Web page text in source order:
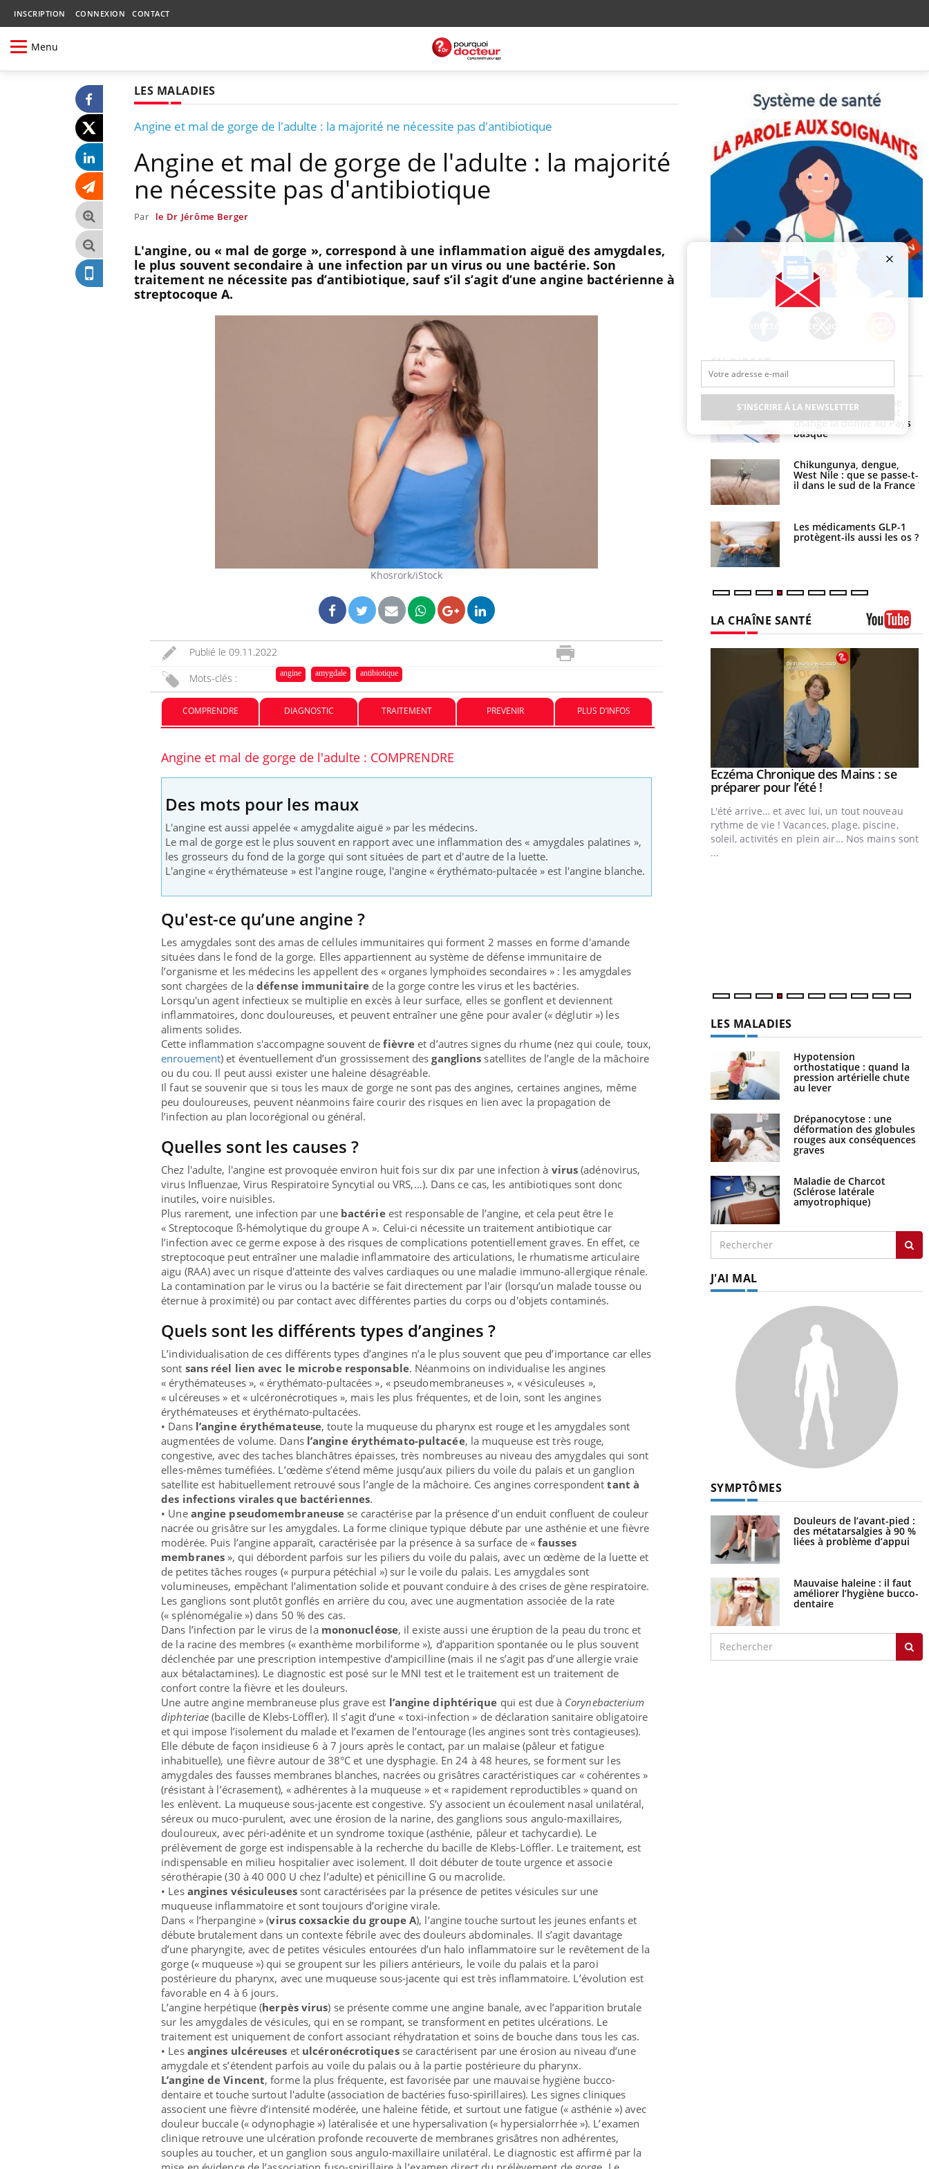
INSCRIPTION CONNEXION CONTACT
Menu
LES MALADIES
Angine et mal de gorge de l'adulte : la majorité ne nécessite pas d'antibiotique
Angine et mal de gorge de l'adulte : la majorité
ne nécessite pas d'antibiotique
Par le Dr Jérôme Berger
L'angine, ou « mal de gorge », correspond à une inflammation aiguë des amygdales,
le plus souvent secondaire à une infection par un virus ou une bactérie. Son
traitement ne nécessite pas d’antibiotique, sauf s’il s’agit d’une angine bactérienne à
streptocoque A.
Khosrork/iStock
Publié le09.11.2022
Mots-clés :
angine amygdale antibiotique
COMPRENDRE DIAGNOSTIC TRAITEMENT PREVENIR PLUS D’INFOS
Angine et mal de gorge de l'adulte : COMPRENDRE
Des mots pour les maux
L'angine est aussi appelée « amygdalite aiguë » par les médecins.
Le mal de gorge est le plus souvent en rapport avec une inflammation des « amygdales palatines »,
les grosseurs du fond de la gorge qui sont situées de part et d'autre de la luette.
L'angine « érythémateuse » est l'angine rouge, l'angine « érythémato-pultacée » est l'angine blanche.
Qu'est-ce qu’une angine ?
Les amygdales sont des amas de cellules immunitaires qui forment 2 masses en forme d'amande
situées dans le fond de la gorge. Elles appartiennent au système de défense immunitaire de
l’organisme et les médecins les appellent des « organes lymphoïdes secondaires » : les amygdales
sont chargées de ladéfense immunitaire de la gorge contre les virus et les bactéries.
Lorsqu'un agent infectieux se multiplie en excès à leur surface, elles se gonflent et deviennent
inflammatoires, donc douloureuses, et peuvent entraîner une gêne pour avaler (« déglutir ») les
aliments solides.
Cette inflammation s'accompagne souvent defièvre et d’autres signes du rhume (nez qui coule, toux,
enrouement) et éventuellement d’un grossissement desganglions satellites de l’angle de la mâchoire
ou du cou. Il peut aussi exister une haleine désagréable.
Il faut se souvenir que si tous les maux de gorge ne sont pas des angines, certaines angines, même
peu douloureuses, peuvent néanmoins faire courir des risques en lien avec la propagation de
l’infection au plan locorégional ou général.
Quelles sont les causes ?
Chez l'adulte, l'angine est provoquée environ huit fois sur dix par une infection à virus (adénovirus,
virus Influenzae, Virus Respiratoire Syncytial ou VRS,…). Dans ce cas, les antibiotiques sont donc
inutiles, voire nuisibles.
Plus rarement, une infection par une bactérieest responsable de l’angine, et cela peut être le
« Streptocoque ß-hémolytique du groupe A ». Celui-ci nécessite un traitement antibiotique car
l’infection avec ce germe expose à des risques de complications potentiellement graves. En effet, ce
streptocoque peut entraîner une maladie inflammatoire des articulations, le rhumatisme articulaire
aigu (RAA) avec un risque d'atteinte des valves cardiaques ou une maladie immuno-allergique rénale.
La contamination par le virus ou la bactérie se fait directement par l'air (lorsqu’un malade tousse ou
éternue à proximité) ou par contact avec différentes parties du corps ou d'objets contaminés.
Quels sont les différents types d’angines ?
L’individualisation de ces différents types d’angines n’a le plus souvent que peu d’importance car elles
sont sans réel lien avec le microbe responsable. Néanmoins on individualise les angines
« érythémateuses », « érythémato-pultacées », « pseudomembraneuses », « vésiculeuses »,
« ulcéreuses » et « ulcéronécrotiques », mais les plus fréquentes, et de loin, sont les angines
érythémateuses et érythémato-pultacées.
• Dans l’angine érythémateuse, toute la muqueuse du pharynx est rouge et les amygdales sont
augmentées de volume. Dans l’angine érythémato-pultacée, la muqueuse est très rouge,
congestive, avec des taches blanchâtres épaisses, très nombreuses au niveau des amygdales qui sont
elles-mêmes tuméfiées. L’œdème s’étend même jusqu’aux piliers du voile du palais et un ganglion
satellite est habituellement retrouvé sous l’angle de la mâchoire. Ces angines correspondenttant à
des infections virales que bactériennes.
• Une angine pseudomembraneuse se caractérise par la présence d’un enduit confluent de couleur
nacrée ou grisâtre sur les amygdales. La forme clinique typique débute par une asthénie et une fièvre
modérée. Puis l’angine apparaît, caractérisée par la présence à sa surface de «fausses
membranes», qui débordent parfois sur les piliers du voile du palais, avec un œdème de la luette et
de petites tâches rouges (« purpura pétéchial ») sur le voile du palais. Les amygdales sont
volumineuses, empêchant l’alimentation solide et pouvant conduire à des crises de gène respiratoire.
Les ganglions sont plutôt gonflés en arrière du cou, avec une augmentation associée de la rate
(« splénomégalie ») dans 50 % des cas.
Dans l’infection par le virus de la mononucléose, il existe aussi une éruption de la peau du tronc et
de la racine des membres (« exanthème morbiliforme »), d’apparition spontanée ou le plus souvent
déclenchée par une prescription intempestive d’ampicilline (mais il ne s’agit pas d’une allergie vraie
aux bétalactamines). Le diagnostic est posé sur le MNI test et le traitement est un traitement de
confort contre la fièvre et les douleurs.
Une autre angine membraneuse plus grave est l’angine diphtérique qui est due à Corynebacterium
diphteriae (bacille de Klebs-Löffler). Il s’agit d’une « toxi-infection » de déclaration sanitaire obligatoire
et qui impose l’isolement du malade et l’examen de l’entourage (les angines sont très contagieuses).
Elle débute de façon insidieuse 6 à 7 jours après le contact, par un malaise (pâleur et fatigue
inhabituelle), une fièvre autour de 38°C et une dysphagie. En 24 à 48 heures, se forment sur les
amygdales des fausses membranes blanches, nacrées ou grisâtres caractéristiques car « cohérentes »
(résistant à l’écrasement), « adhérentes à la muqueuse » et « rapidement reproductibles » quand on
les enlèvent. La muqueuse sous-jacente est congestive. S’y associent un écoulement nasal unilatéral,
séreux ou muco-purulent, avec une érosion de la narine, des ganglions sous angulo-maxillaires,
douloureux, avec péri-adénite et un syndrome toxique (asthénie, pâleur et tachycardie). Le
prélèvement de gorge est indispensable à la recherche du bacille de Klebs-Löffler. Le traitement, est
indispensable en milieu hospitalier avec isolement. Il doit débuter de toute urgence et associe
sérothérapie (30 à 40 000 U chez l’adulte) et pénicilline G ou macrolide.
• Les angines vésiculeusessont caractérisées par la présence de petites vésicules sur une
muqueuse inflammatoire et sont toujours d’origine virale.
Dans « l’herpangine » (virus coxsackie du groupe A), l’angine touche surtout les jeunes enfants et
débute brutalement dans un contexte fébrile avec des douleurs abdominales. Il s’agit davantage
d’une pharyngite, avec de petites vésicules entourées d’un halo inflammatoire sur le revêtement de la
gorge (« muqueuse ») qui se groupent sur les piliers antérieurs, le voile du palais et la paroi
postérieure du pharynx, avec une muqueuse sous-jacente qui est très inflammatoire. L’évolution est
favorable en 4 à 6 jours.
L’angine herpétique (herpès virus) se présente comme une angine banale, avec l’apparition brutale
sur les amygdales de vésicules, qui en se rompant, se transforment en petites ulcérations. Le
traitement est uniquement de confort associant réhydratation et soins de bouche dans tous les cas.
• Les angines ulcéreuses et ulcéronécrotiquesse caractérisent par une érosion au niveau d’une
amygdale et s’étendent parfois au voile du palais ou à la partie postérieure du pharynx.
L’angine de Vincent, forme la plus fréquente, est favorisée par une mauvaise hygiène bucco-
dentaire et touche surtout l'adulte (association de bactéries fuso-spirillaires). Les signes cliniques
associent une fièvre d’intensité modérée, une haleine fétide, et surtout une fatigue (« asthénie ») avec
douleur buccale (« odynophagie ») latéralisée et une hypersalivation (« hypersialorrhée »). L’examen
clinique retrouve une ulcération profonde recouverte de membranes grisâtres non adhérentes,
souples au toucher, et un ganglion sous angulo-maxillaire unilatéral. Le diagnostic est affirmé par la
EN DIRECT
Comment éviter une otite
pendant les vacances ?
Hantavirus : un cas détecté
chez un touriste en France
Mortalité infantile : un
rapport s’interroge sur son
taux élevé en France
Cancer colorectal : une
stratégie simple aurait
changé la donne au Pays
basque
Chikungunya, dengue,
West Nile : que se passe-t-
il dans le sud de la France ?
Les médicaments GLP-1
protègent-ils aussi les os ?
LA CHAÎNE SANTÉ
Eczéma Chronique des Mains :
Il y a des sujets qui sont faciles à aborder...
d'autres non ! D'un côté, poser des questions
sur la maladie d'un proche c'est montrer ...
Carence en fer : comprendre pour
Fatigue, irritabilité, brouillard mental ou
même alopécie… Les symptômes de la
carence en fer sont multiples ce qui la rend
...
osait en parler??Youtube
reste entourée d'idées reçues chez les
Youtube
Eczéma Chronique des Mains : se
préparer pour l’été !Youtube
L'été arrive… et avec lui, un tout nouveau
rythme de vie ! Vacances, plage, piscine,
soleil, activités en plein air… Nos mains sont
...
LES MALADIES
Hypotension
orthostatique : quand la
pression artérielle chute
au lever
Drépanocytose : une
déformation des globules
rouges aux conséquences
graves
Maladie de Charcot
(Sclérose latérale
amyotrophique)
J'AI MAL
SYMPTÔMES
Douleurs de l’avant-pied :
des métatarsalgies à 90 %
liées à problème d’appui
Mauvaise haleine : il faut
améliorer l’hygiène bucco-
dentaire
S'INSCRIRE À LA NEWSLETTER